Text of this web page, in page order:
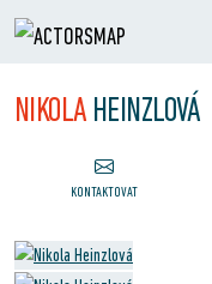
NIKOLA HEINZLOVÁ
KONTAKTOVAT